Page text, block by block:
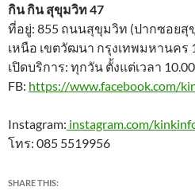
กิน กิน สุขุมวิท 47
ที่อยู่: 855 ถนนสุขุมวิท (ปากซอยสุ
เหนือ เขตวัฒนา กรุงเทพมหานคร
เปิดบริการ: ทุกวัน ตั้งแต่เวลา
FB: https://www.facebook.com/
Instagram: instagram.com/
โทร: 085 5519956
SHARE THIS: